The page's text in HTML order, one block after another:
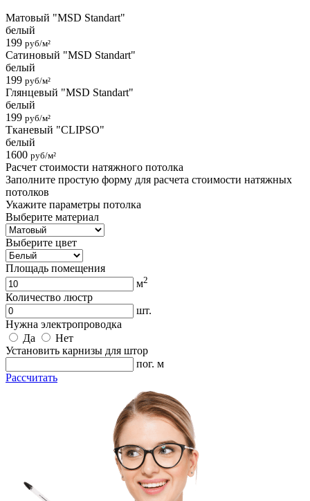
Матовый "MSD Standart"
белый
199 руб/м²
Сатиновый "MSD Standart"
белый
199 руб/м²
Глянцевый "MSD Standart"
белый
199 руб/м²
Тканевый "CLIPSO"
белый
1600 руб/м²
Расчет стоимости натяжного потолка
Заполните простую форму для расчета стоимости натяжных
потолков
Укажите параметры потолка
Выберите материал
Выберите цвет
Площадь помещения
м2
Количество люстр
шт.
Нужна электропроводка
Да
Нет
Установить карнизы для штор
пог. м
Рассчитать